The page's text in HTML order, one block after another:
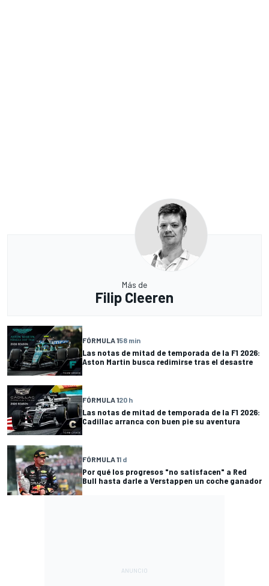
Más de
Filip Cleeren
FÓRMULA 158 min
Las notas de mitad de temporada de la F1 2026:
Aston Martin busca redimirse tras el desastre
FÓRMULA 120 h
Las notas de mitad de temporada de la F1 2026:
Cadillac arranca con buen pie su aventura
FÓRMULA 11 d
Por qué los progresos "no satisfacen" a Red
Bull hasta darle a Verstappen un coche ganador